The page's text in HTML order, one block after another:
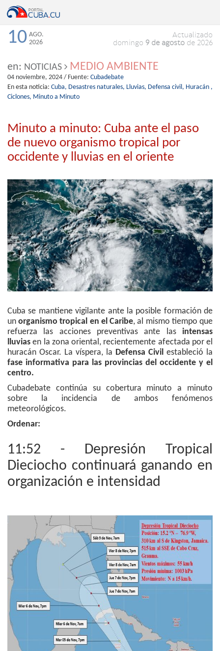
10 AGO.
2026
Actualizado
domingo 9 de agosto de 2026
en: NOTICIAS MEDIO AMBIENTE
04 noviembre, 2024 / Fuente: Cubadebate
En esta noticia: Cuba, Desastres naturales, Lluvias, Defensa civil, Huracán ,
Ciclones, Minuto a Minuto
Minuto a minuto: Cuba ante el paso
de nuevo organismo tropical por
occidente y lluvias en el oriente
Cuba se mantiene vigilante ante la posible formación de
unorganismo tropical en el Caribe, al mismo tiempo que
refuerza las acciones preventivas ante las intensas
lluvias en la zona oriental, recientemente afectada por el
huracán Oscar. La víspera, la Defensa Civil estableció la
fase informativa para las provincias del occidente y el
centro.
Cubadebate continúa su cobertura minuto a minuto
sobre la incidencia de ambos fenómenos
meteorológicos.
Ordenar:
11:52 - Depresión Tropical
Dieciocho continuará ganando en
organización e intensidad